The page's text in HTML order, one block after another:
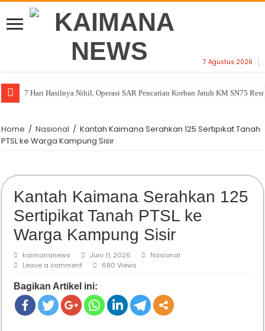
7 Agustus 2026
7 Hari Hasilnya Nihil, Operasi SAR Pencarian Korban Jatuh KM SN75
Home / Nasional / Kantah Kaimana Serahkan 125 Sertipikat Tanah
PTSL ke Warga Kampung Sisir
Kantah Kaimana Serahkan 125
Sertipikat Tanah PTSL ke
Warga Kampung Sisir
kaimananews Juni 11, 2026
Nasional
Leave a comment
680 Views
Bagikan Artikel ini: